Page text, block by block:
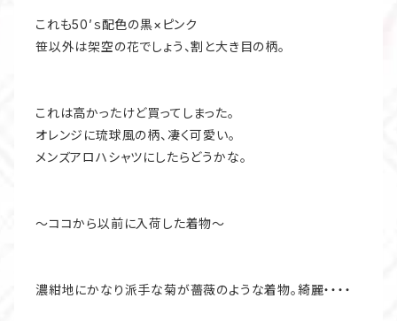
これも50’ｓ配色の黒×ピンク
笹以外は架空の花でしょう、割と大き目の柄。
これは高かったけど買ってしまった。
オレンジに琉球風の柄、凄く可愛い。
メンズアロハシャツにしたらどうかな。
～ココから以前に入荷した着物～
濃紺地にかなり派手な菊が薔薇のような着物。綺麗・・・・